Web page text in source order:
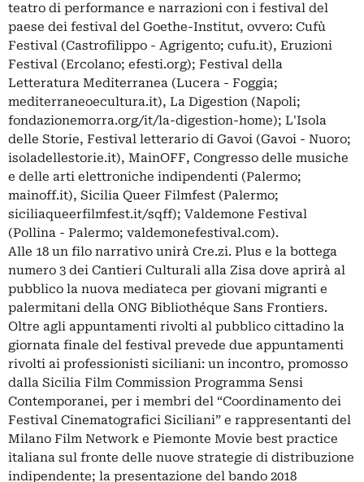
teatro di performance e narrazioni con i festival del
paese dei festival del Goethe-Institut, ovvero: Cufù
Festival (Castrofilippo - Agrigento; cufu.it), Eruzioni
Festival (Ercolano; efesti.org); Festival della
Letteratura Mediterranea (Lucera - Foggia;
mediterraneoecultura.it), La Digestion (Napoli;
fondazionemorra.org/it/la-digestion-home); L'Isola
delle Storie, Festival letterario di Gavoi (Gavoi - Nuoro;
isoladellestorie.it), MainOFF, Congresso delle musiche
e delle arti elettroniche indipendenti (Palermo;
mainoff.it), Sicilia Queer Filmfest (Palermo;
siciliaqueerfilmfest.it/sqff); Valdemone Festival
(Pollina - Palermo; valdemonefestival.com).
Alle 18 un filo narrativo unirà Cre.zi. Plus e la bottega
numero 3 dei Cantieri Culturali alla Zisa dove aprirà al
pubblico la nuova mediateca per giovani migranti e
palermitani della ONG Bibliothéque Sans Frontiers.
Oltre agli appuntamenti rivolti al pubblico cittadino la
giornata finale del festival prevede due appuntamenti
rivolti ai professionisti siciliani: un incontro, promosso
dalla Sicilia Film Commission Programma Sensi
Contemporanei, per i membri del “Coordinamento dei
Festival Cinematografici Siciliani” e rappresentanti del
Milano Film Network e Piemonte Movie best practice
italiana sul fronte delle nuove strategie di distribuzione
indipendente; la presentazione del bando 2018